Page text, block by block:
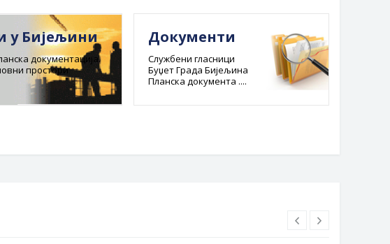
у Бијељини
документација.
простори
Документи
Службени гласници
Буџет Града Бијељина
Планска документа ....